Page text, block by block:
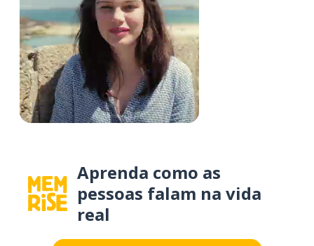
Aprenda como as
pessoas falam na vida
real